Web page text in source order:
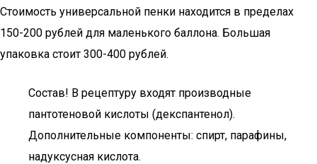
Стоимость универсальной пенки находится в пределах
150-200 рублей для маленького баллона. Большая
упаковка стоит 300-400 рублей.
Состав! В рецептуру входят производные
пантотеновой кислоты (декспантенол).
Дополнительные компоненты: спирт, парафины,
надуксусная кислота.